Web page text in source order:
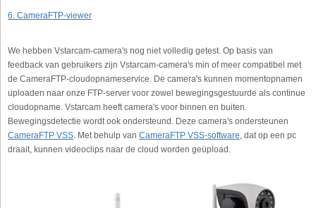
6. CameraFTP-viewer
We hebben Vstarcam-camera's nog niet volledig getest. Op basis van
feedback van gebruikers zijn Vstarcam-camera's min of meer compatibel met
de CameraFTP-cloudopnameservice. De camera's kunnen momentopnamen
uploaden naar onze FTP-server voor zowel bewegingsgestuurde als continue
cloudopname. Vstarcam heeft camera's voor binnen en buiten.
Bewegingsdetectie wordt ook ondersteund. Deze camera's ondersteunen
CameraFTP VSS. Met behulp van CameraFTP VSS-software, dat op een pc
draait, kunnen videoclips naar de cloud worden geüpload.